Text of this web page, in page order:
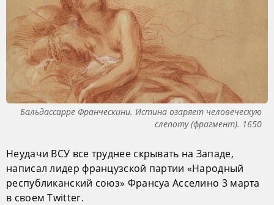
Бальдассарре Франческини. Истина озаряет человеческую
слепоту (фрагмент). 1650
Неудачи ВСУ все труднее скрывать на Западе,
написал лидер французской партии «Народный
республиканский союз» Франсуа Асселино 3 марта
в своем Twitter.